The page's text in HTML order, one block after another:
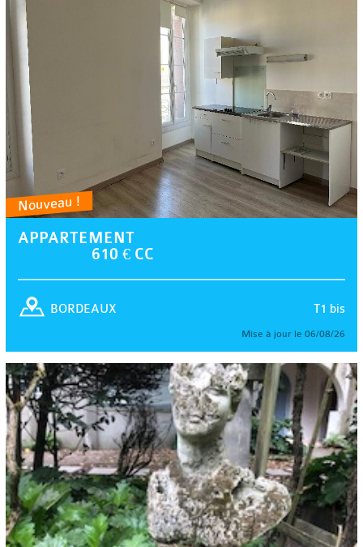
Nouveau !
APPARTEMENT
610 € CC
T1 bis
BORDEAUX
Mise à jour le 06/08/26